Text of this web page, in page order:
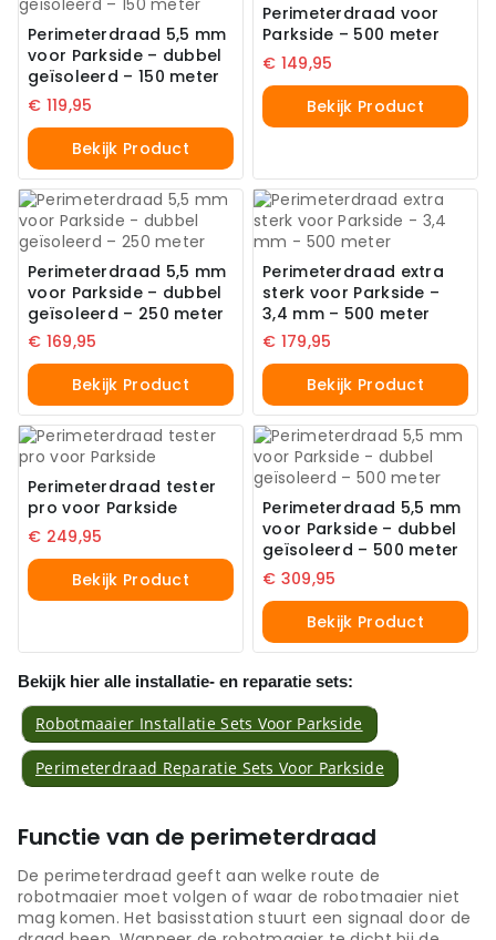
Perimeterdraad 5,5 mm
voor Parkside – dubbel
geïsoleerd – 150 meter
€ 119,95
Bekijk Product
Perimeterdraad voor
Parkside – 500 meter
€ 149,95
Bekijk Product
Perimeterdraad 5,5 mm
voor Parkside – dubbel
geïsoleerd – 250 meter
€ 169,95
Bekijk Product
Perimeterdraad extra
sterk voor Parkside –
3,4 mm – 500 meter
€ 179,95
Bekijk Product
Perimeterdraad tester
pro voor Parkside
€ 249,95
Bekijk Product
Perimeterdraad 5,5 mm
voor Parkside – dubbel
geïsoleerd – 500 meter
€ 309,95
Bekijk Product
Bekijk hier alle installatie- en reparatie sets:
Robotmaaier Installatie Sets Voor Parkside
Perimeterdraad Reparatie Sets Voor Parkside
Functie van de perimeterdraad
De perimeterdraad geeft aan welke route de
robotmaaier moet volgen of waar de robotmaaier niet
mag komen. Het basisstation stuurt een signaal door de